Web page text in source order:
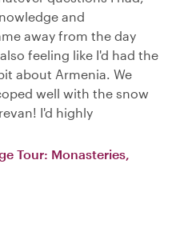
and
away from the day
feeling like I'd had the
about Armenia. We
well with the snow
I'd highly
Tour: Monasteries,